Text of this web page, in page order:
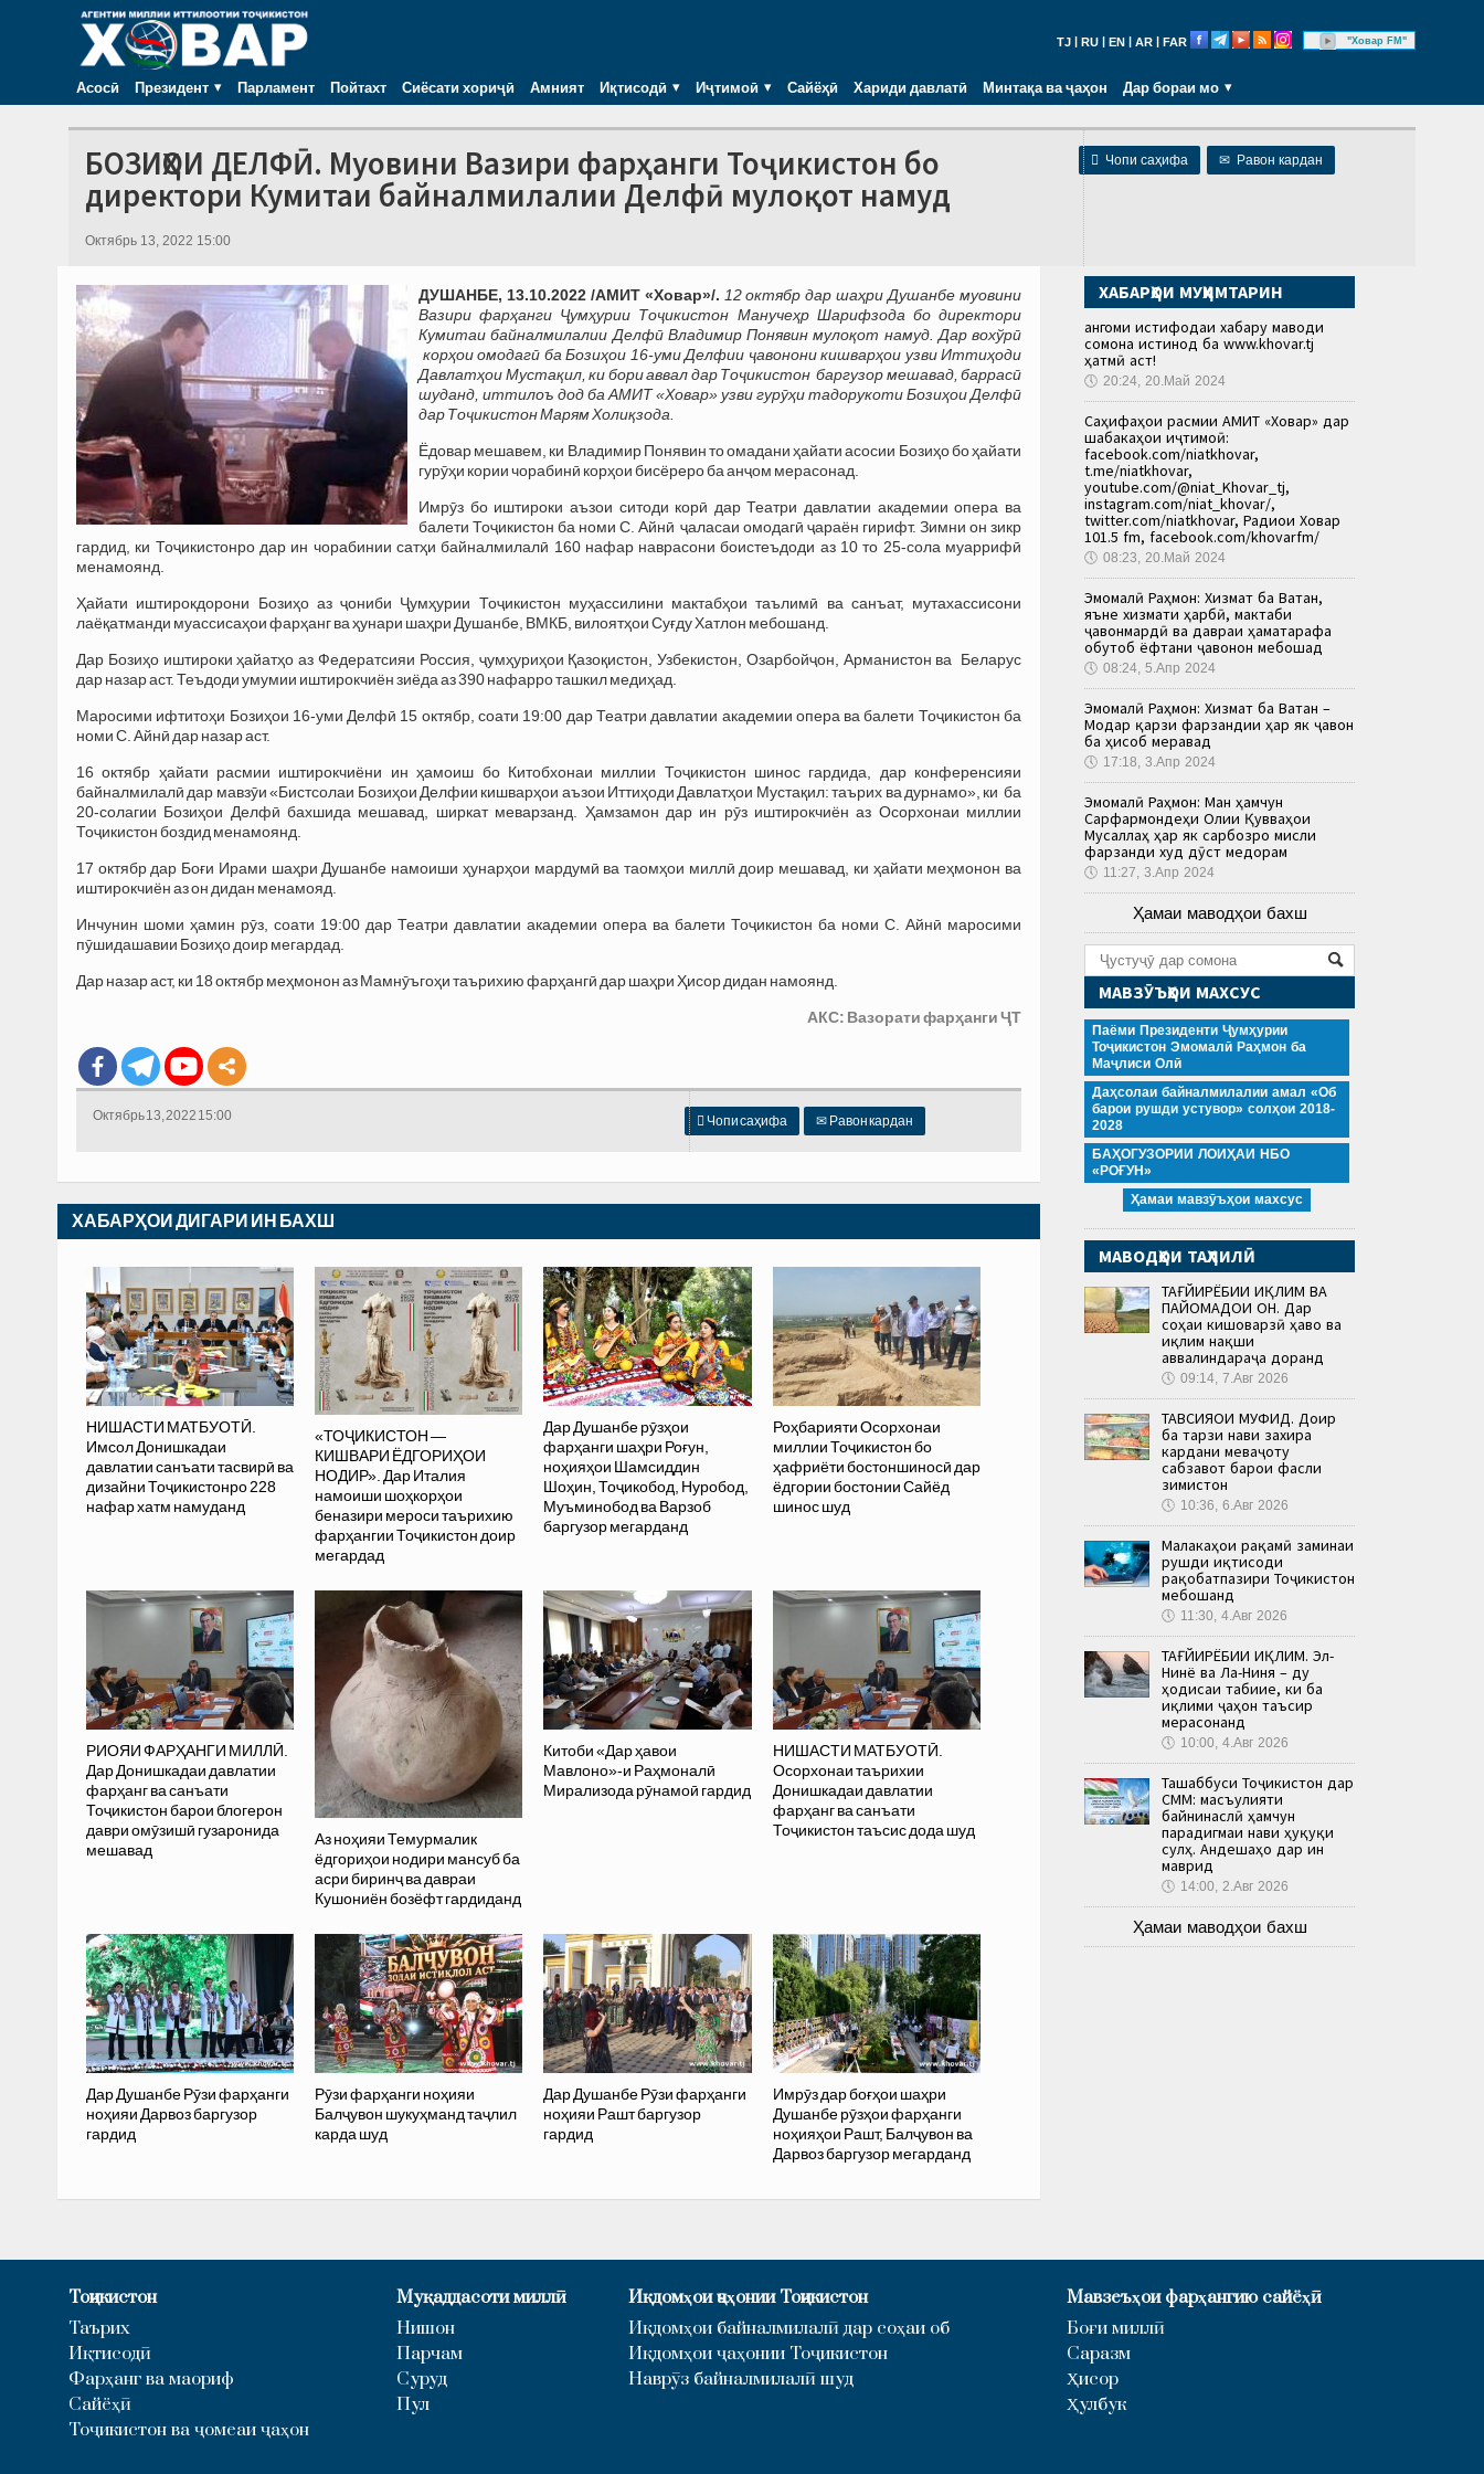
TJ RU EN AR FAR "Ховар FM"
Асосӣ Президент Парламент Пойтахт Сиёсати хориҷӣ Амният Иқтисодӣ Иҷтимоӣ Сайёҳӣ Хариди давлатӣ Минтақа ва ҷаҳон Дар бораи мо
 Чопи саҳифа ✉ Равон кардан
БОЗИҲОИ ДЕЛФӢ. Муовини Вазири фарҳанги Тоҷикистон бо
директори Кумитаи байналмилалии Делфӣ мулоқот намуд
Октябрь 13, 2022 15:00
ДУШАНБЕ, 13.10.2022 /АМИТ «Ховар»/. 12 октябр дар шаҳри Душанбе муовини
Вазири фарҳанги Ҷумҳурии Тоҷикистон Манучеҳр Шарифзода бо директори
Кумитаи байналмилалии Делфӣ Владимир Понявин мулоқот намуд. Дар вохўрӣ
корҳои омодагӣ ба Бозиҳои 16-уми Делфии ҷавонони кишварҳои узви Иттиҳоди
Давлатҳои Мустақил, ки бори аввал дар Тоҷикистон баргузор мешавад, баррасӣ
шуданд, иттилоъ дод ба АМИТ «Ховар» узви гурӯҳи тадорукоти Бозиҳои Делфӣ
дар Тоҷикистон Марям Холиқзода.
Ёдовар мешавем, ки Владимир Понявин то омадани ҳайати асосии Бозиҳо бо ҳайати
гурӯҳи кории чорабинӣ корҳои бисёреро ба анҷом мерасонад.
Имрӯз бо иштироки аъзои ситоди корӣ дар Театри давлатии академии опера ва
балети Тоҷикистон ба номи С. Айнӣ ҷаласаи омодагӣ ҷараён гирифт. Зимни он зикр
гардид, ки Тоҷикистонро дар ин чорабинии сатҳи байналмилалӣ 160 нафар наврасони боистеъдоди аз 10 то 25-сола муаррифӣ
менамоянд.
Ҳайати иштирокдорони Бозиҳо аз ҷониби Ҷумҳурии Тоҷикистон муҳассилини мактабҳои таълимӣ ва санъат, мутахассисони
лаёқатманди муассисаҳои фарҳанг ва ҳунари шаҳри Душанбе, ВМКБ, вилоятҳои Суғду Хатлон мебошанд.
Дар Бозиҳо иштироки ҳайатҳо аз Федератсияи Россия, ҷумҳуриҳои Қазоқистон, Узбекистон, Озарбойҷон, Арманистон ва Беларус
дар назар аст. Теъдоди умумии иштирокчиён зиёда аз 390 нафарро ташкил медиҳад.
Маросими ифтитоҳи Бозиҳои 16-уми Делфӣ 15 октябр, соати 19:00 дар Театри давлатии академии опера ва балети Тоҷикистон ба
номи С. Айнӣ дар назар аст.
16 октябр ҳайати расмии иштирокчиёни ин ҳамоиш бо Китобхонаи миллии Тоҷикистон шинос гардида, дар конференсияи
байналмилалӣ дар мавзӯи «Бистсолаи Бозиҳои Делфии кишварҳои аъзои Иттиҳоди Давлатҳои Мустақил: таърих ва дурнамо», ки ба
20-солагии Бозиҳои Делфӣ бахшида мешавад, ширкат меварзанд. Ҳамзамон дар ин рӯз иштирокчиён аз Осорхонаи миллии
Тоҷикистон боздид менамоянд.
17 октябр дар Боғи Ирами шаҳри Душанбе намоиши ҳунарҳои мардумӣ ва таомҳои миллӣ доир мешавад, ки ҳайати меҳмонон ва
иштирокчиён аз он дидан менамояд.
Инчунин шоми ҳамин рӯз, соати 19:00 дар Театри давлатии академии опера ва балети Тоҷикистон ба номи С. Айнӣ маросими
пӯшидашавии Бозиҳо доир мегардад.
Дар назар аст, ки 18 октябр меҳмонон аз Мамнӯъгоҳи таърихию фарҳангӣ дар шаҳри Ҳисор дидан намоянд.
АКС: Вазорати фарҳанги ҶТ
 Чопи саҳифа ✉ Равон кардан
Октябрь 13, 2022 15:00
ХАБАРҲОИ ДИГАРИ ИН БАХШ
НИШАСТИ МАТБУОТӢ.
Имсол Донишкадаи
давлатии санъати тасвирӣ ва
дизайни Тоҷикистонро 228
нафар хатм намуданд
«ТОҶИКИСТОН —
КИШВАРИ ЁДГОРИҲОИ
НОДИР». Дар Италия
намоиши шоҳкорҳои
беназири мероси таърихию
фарҳангии Тоҷикистон доир
мегардад
Дар Душанбе рӯзҳои
фарҳанги шаҳри Роғун,
ноҳияҳои Шамсиддин
Шоҳин, Тоҷикобод, Нуробод,
Муъминобод ва Варзоб
баргузор мегарданд
Роҳбарияти Осорхонаи
миллии Тоҷикистон бо
ҳафриёти бостоншиносӣ дар
ёдгории бостонии Сайёд
шинос шуд
РИОЯИ ФАРҲАНГИ МИЛЛӢ.
Дар Донишкадаи давлатии
фарҳанг ва санъати
Тоҷикистон барои блогерон
даври омӯзишӣ гузаронида
мешавад
Аз ноҳияи Темурмалик
ёдгориҳои нодири мансуб ба
асри биринҷ ва давраи
Кушониён бозёфт гардиданд
Китоби «Дар ҳавои
Мавлоно»-и Раҳмоналӣ
Мирализода рӯнамоӣ гардид
НИШАСТИ МАТБУОТӢ.
Осорхонаи таърихии
Донишкадаи давлатии
фарҳанг ва санъати
Тоҷикистон таъсис дода шуд
Дар Душанбе Рӯзи фарҳанги
ноҳияи Дарвоз баргузор
гардид
Рӯзи фарҳанги ноҳияи
Балҷувон шукуҳманд таҷлил
карда шуд
Дар Душанбе Рӯзи фарҳанги
ноҳияи Рашт баргузор
гардид
Имрӯз дар боғҳои шаҳри
Душанбе рӯзҳои фарҳанги
ноҳияҳои Рашт, Балҷувон ва
Дарвоз баргузор мегарданд
ХАБАРҲОИ МУҲИМТАРИН
Ҳангоми истифодаи хабару маводи
сомона истинод ба www.khovar.tj
ҳатмӣ аст!
🕔 20:24, 20.Май 2024
Саҳифаҳои расмии АМИТ «Ховар» дар
шабакаҳои иҷтимоӣ:
facebook.com/niatkhovar,
t.me/niatkhovar,
youtube.com/@niat_Khovar_tj,
instagram.com/niat_khovar/,
twitter.com/niatkhovar, Радиои Ховар
101.5 fm, facebook.com/khovarfm/
🕔 08:23, 20.Май 2024
Эмомалӣ Раҳмон: Хизмат ба Ватан,
яъне хизмати ҳарбӣ, мактаби
ҷавонмардӣ ва давраи ҳаматарафа
обутоб ёфтани ҷавонон мебошад
🕔 08:24, 5.Апр 2024
Эмомалӣ Раҳмон: Хизмат ба Ватан –
Модар қарзи фарзандии ҳар як ҷавон
ба ҳисоб меравад
🕔 17:18, 3.Апр 2024
Эмомалӣ Раҳмон: Ман ҳамчун
Сарфармондеҳи Олии Қувваҳои
Мусаллаҳ ҳар як сарбозро мисли
фарзанди худ дӯст медорам
🕔 11:27, 3.Апр 2024
Ҳамаи маводҳои бахш
МАВЗӮЪҲОИ МАХСУС
Паёми Президенти Ҷумҳурии
Тоҷикистон Эмомалӣ Раҳмон ба
Маҷлиси Олӣ
Даҳсолаи байналмилалии амал «Об
барои рушди устувор» солҳои 2018-
2028
БАҲОГУЗОРИИ ЛОИҲАИ НБО
«РОҒУН»
Ҳамаи мавзӯъҳои махсус
МАВОДҲОИ ТАҲЛИЛӢ
ТАҒЙИРЁБИИ ИҚЛИМ ВА
ПАЙОМАДҲОИ ОН. Дар
соҳаи кишоварзӣ ҳаво ва
иқлим нақши
аввалиндараҷа доранд
🕔 09:14, 7.Авг 2026
ТАВСИЯҲОИ МУФИД. Доир
ба тарзи нави захира
кардани меваҷоту
сабзавот барои фасли
зимистон
🕔 10:36, 6.Авг 2026
Малакаҳои рақамӣ заминаи
рушди иқтисоди
рақобатпазири Тоҷикистон
мебошанд
🕔 11:30, 4.Авг 2026
ТАҒЙИРЁБИИ ИҚЛИМ. Эл-
Нинё ва Ла-Ниня – ду
ҳодисаи табиие, ки ба
иқлими ҷаҳон таъсир
мерасонанд
🕔 10:00, 4.Авг 2026
Ташаббуси Тоҷикистон дар
СММ: масъулияти
байнинаслӣ ҳамчун
парадигмаи нави ҳуқуқи
сулҳ. Андешаҳо дар ин
маврид
🕔 14:00, 2.Авг 2026
Ҳамаи маводҳои бахш
Тоҷикистон
Таърих
Иқтисодӣ
Фарҳанг ва маориф
Сайёҳӣ
Тоҷикистон ва ҷомеаи ҷаҳон
Муқаддасоти миллӣ
Нишон
Парчам
Суруд
Пул
Иқдомҳои ҷаҳонии Тоҷикистон
Иқдомҳои байналмилалӣ дар соҳаи об
Иқдомҳои ҷаҳонии Тоҷикистон
Наврӯз байналмилалӣ шуд
Мавзеъҳои фарҳангию сайёҳӣ
Боғи миллӣ
Саразм
Ҳисор
Ҳулбук